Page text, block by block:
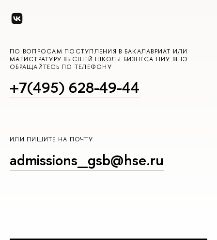
ПО ВОПРОСАМ ПОСТУПЛЕНИЯ В БАКАЛАВРИАТ ИЛИ
МАГИСТРАТУРУ ВЫСШЕЙ ШКОЛЫ БИЗНЕСА НИУ ВШЭ
ОБРАЩАЙТЕСЬ ПО ТЕЛЕФОНУ
+7(495) 628-49-44
ИЛИ ПИШИТЕ НА ПОЧТУ
admissions_gsb@hse.ru